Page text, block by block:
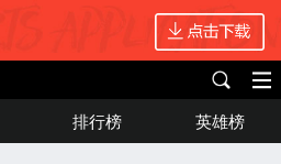
排行榜 英雄榜